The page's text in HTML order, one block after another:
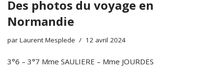
Des photos du voyage en
Normandie
par Laurent Mesplede 12 avril 2024
3°6 – 3°7 Mme SAULIERE – Mme JOURDES